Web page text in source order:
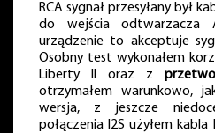
RCA sygnał przesyłany był
do wejścia odtwarzacza
urządzenie to akceptuje
Osobny test wykonałem
Liberty II oraz z
otrzymałem warunkowo,
wersja, z jeszcze
połączenia I2S użyłem